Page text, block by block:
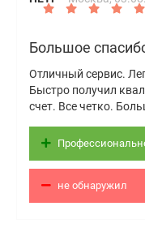
Большое
Отличный сервис.
Быстро получил
счет. Все четко.
не обнаружил